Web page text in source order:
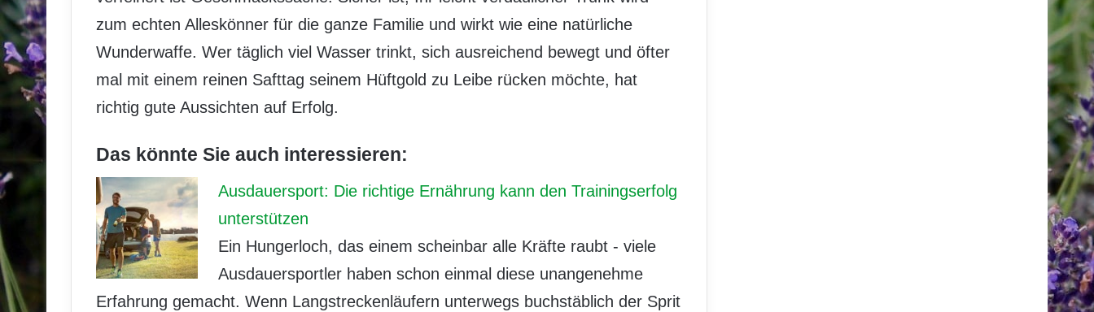
zum echten Alleskönner für die ganze Familie und wirkt wie eine natürliche
Wunderwaffe. Wer täglich viel Wasser trinkt, sich ausreichend bewegt und öfter
mal mit einem reinen Safttag seinem Hüftgold zu Leibe rücken möchte, hat
richtig gute Aussichten auf Erfolg.
Das könnte Sie auch interessieren:
Ausdauersport: Die richtige Ernährung kann den Trainingserfolg
unterstützen
Ein Hungerloch, das einem scheinbar alle Kräfte raubt - viele
Ausdauersportler haben schon einmal diese unangenehme
Erfahrung gemacht. Wenn Langstreckenläufern unterwegs buchstäblich der Sprit